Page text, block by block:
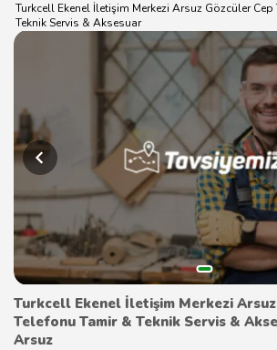
Turkcell Ekenel İletişim Merkezi Arsuz Gözcüler Cep
Teknik Servis & Aksesuar
Turkcell Ekenel İletişim Merkezi
Telefonu Tamir & Teknik Servis &
Arsuz